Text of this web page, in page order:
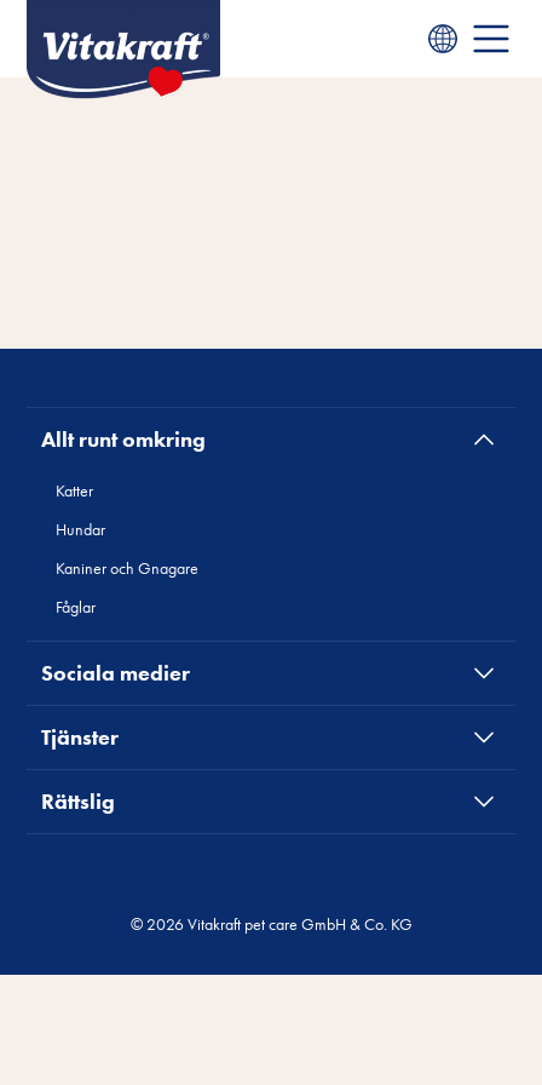
Allt runt omkring
Katter
Hundar
Kaniner och Gnagare
Fåglar
Sociala medier
Tjänster
Rättslig
© 2026 Vitakraft pet care GmbH & Co. KG